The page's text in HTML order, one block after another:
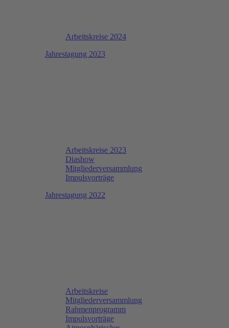
Arbeitskreise 2024
Jahrestagung 2023
Arbeitskreise 2023
Diashow
Mitgliederversammlung
Impulsvorträge
Jahrestagung 2022
Arbeitskreise
Mitgliederversammlung
Rahmenprogramm
Impulsvorträge